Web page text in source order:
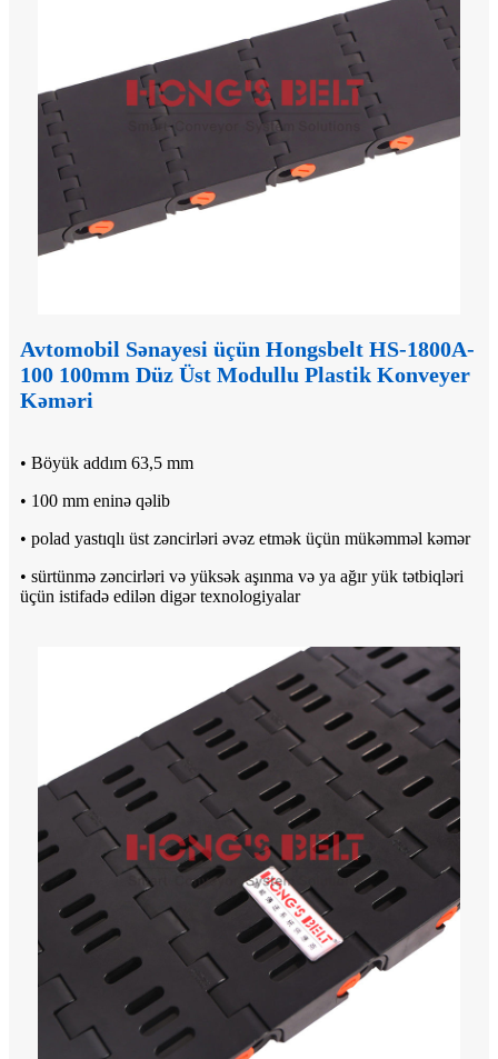
Avtomobil Sənayesi üçün Hongsbelt HS-1800A-
100 100mm Düz Üst Modullu Plastik Konveyer
Kəməri
• Böyük addım 63,5 mm
• 100 mm eninə qəlib
• polad yastıqlı üst zəncirləri əvəz etmək üçün mükəmməl kəmər
• sürtünmə zəncirləri və yüksək aşınma və ya ağır yük tətbiqləri
üçün istifadə edilən digər texnologiyalar